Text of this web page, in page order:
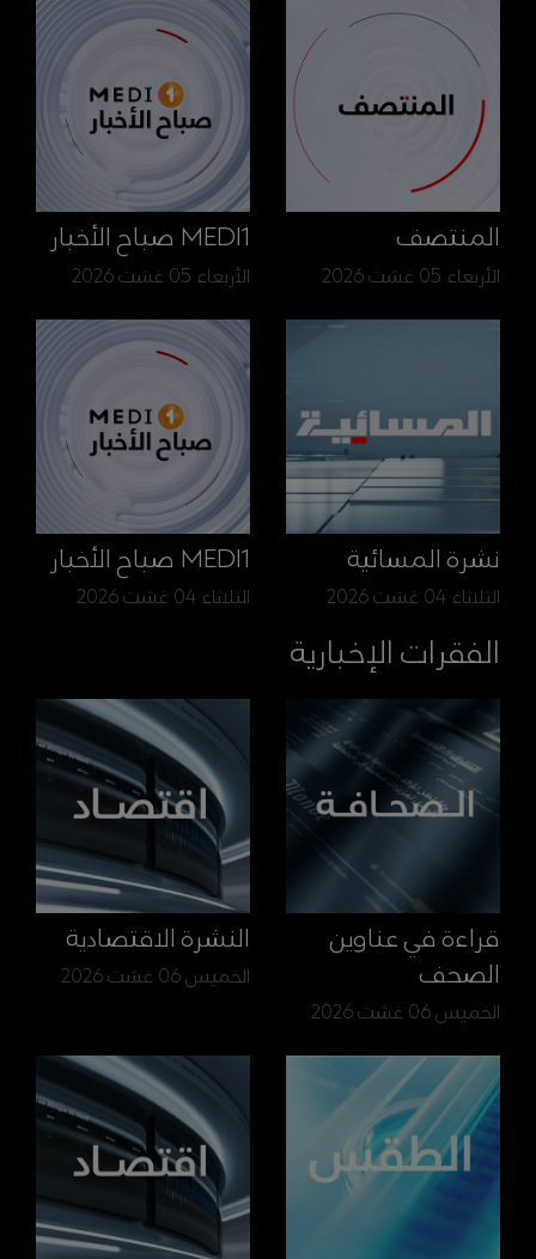
المنتصف
الأربعاء 05 غشت 2026
MEDI1 صباح الأخبار
الأربعاء 05 غشت 2026
نشرة المسائية
الثلاثاء 04 غشت 2026
MEDI1 صباح الأخبار
الثلاثاء 04 غشت 2026
الفقرات الإخبارية
قراءة في عناوين
الصحف
الخميس 06 غشت 2026
النشرة الاقتصادية
الخميس 06 غشت 2026